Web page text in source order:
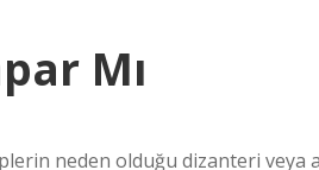
Mı
neden olduğu dizanteri